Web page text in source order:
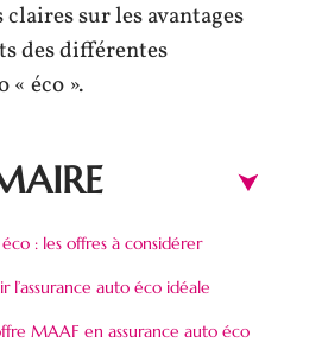
sur les avantages
des différentes
« éco ».
: les offres à considérer
l’assurance auto éco idéale
MAAF en assurance auto éco